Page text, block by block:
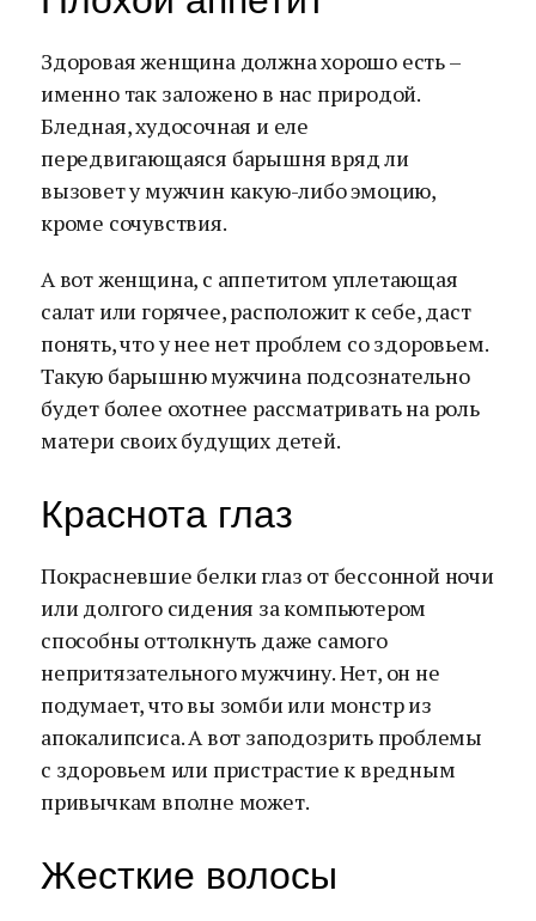
Здоровая женщина должна хорошо есть –
именно так заложено в нас природой.
Бледная, худосочная и еле
передвигающаяся барышня вряд ли
вызовет у мужчин какую-либо эмоцию,
кроме сочувствия.
А вот женщина, с аппетитом уплетающая
салат или горячее, расположит к себе, даст
понять, что у нее нет проблем со здоровьем.
Такую барышню мужчина подсознательно
будет более охотнее рассматривать на роль
матери своих будущих детей.
Краснота глаз
Покрасневшие белки глаз от бессонной ночи
или долгого сидения за компьютером
способны оттолкнуть даже самого
непритязательного мужчину. Нет, он не
подумает, что вы зомби или монстр из
апокалипсиса. А вот заподозрить проблемы
с здоровьем или пристрастие к вредным
привычкам вполне может.
Жесткие волосы